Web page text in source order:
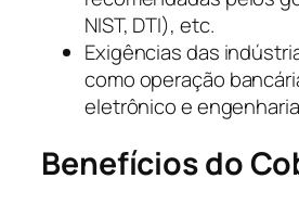
NIST, DTI), etc.
Exigências das
como operação
eletrônico e
Benefícios do